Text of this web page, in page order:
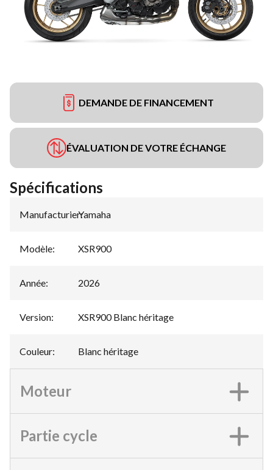
DEMANDE DE FINANCEMENT
ÉVALUATION DE VOTRE ÉCHANGE
Spécifications
Manufacturier:
Yamaha
Modèle: XSR900
Année: 2026
Version: XSR900 Blanc héritage
Couleur: Blanc héritage
Moteur
Partie cycle